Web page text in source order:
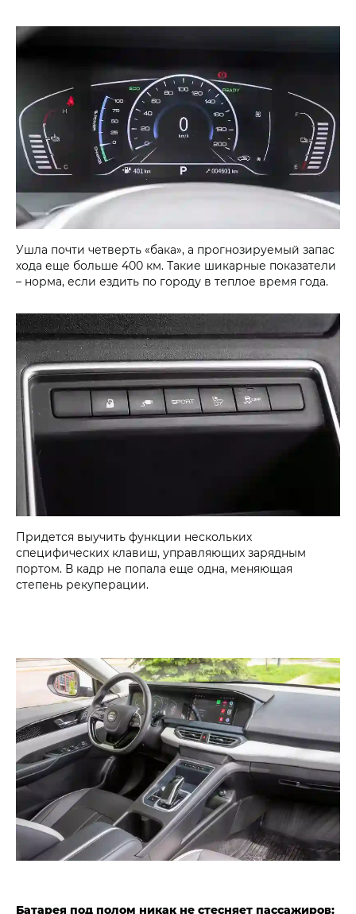
Ушла почти четверть «бака», а прогнозируемый запас
хода еще больше 400 км. Такие шикарные показатели
– норма, если ездить по городу в теплое время года.
Придется выучить функции нескольких
специфических клавиш, управляющих зарядным
портом. В кадр не попала еще одна, меняющая
степень рекуперации.
Батарея под полом никак не стесняет пассажиров: